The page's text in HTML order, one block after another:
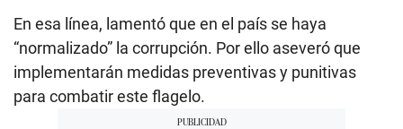
En esa línea, lamentó que en el país se haya
“normalizado” la corrupción. Por ello aseveró que
implementarán medidas preventivas y punitivas
para combatir este flagelo.